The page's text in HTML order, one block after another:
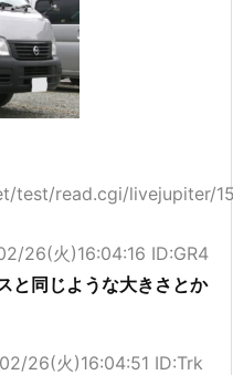
test/read.cgi/livejupiter/
26(火)16:04:16 ID:GR4
と同じような大きさとか
26(火)16:04:51 ID:Trk